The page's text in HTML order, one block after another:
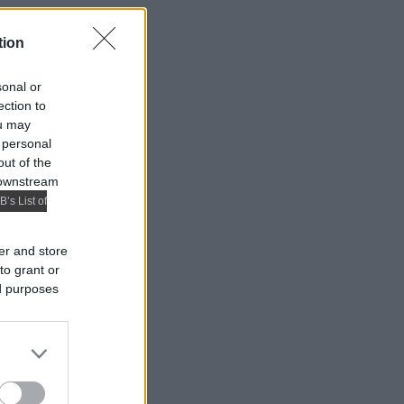
or
to
may
of the
List of
and store
grant or
purposes